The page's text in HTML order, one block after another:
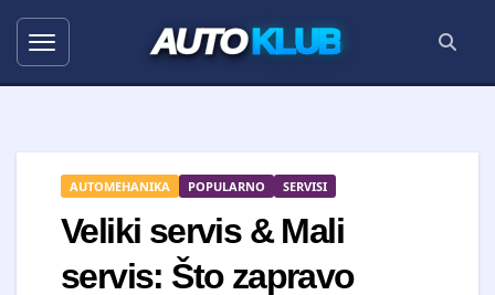
AUTOKLUB
AUTOMEHANIKA POPULARNO SERVISI
Veliki servis & Mali
servis: Što zapravo